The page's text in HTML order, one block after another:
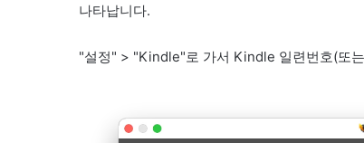
나타납니다.
"설정" > "Kindle"로 가서 Kindle 일련번호(또